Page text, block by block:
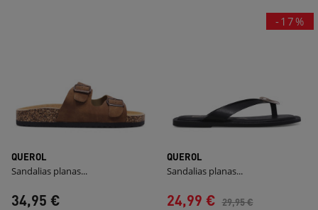
QUEROL
Sandalias planas...
34,95 €
-17%
QUEROL
Sandalias planas...
24,99 € 29,95 €